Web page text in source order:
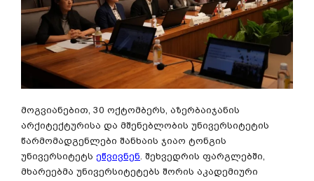
მოგვიანებით, 30 ოქტომბერს, აზერბაიჯანის
არქიტექტურისა და მშენებლობის უნივერსიტეტის
წარმომადგენლები შანხაის ჯიაო ტონგის
უნივერსიტეტს ეწვივნენ. შეხვედრის ფარგლებში,
მხარეებმა უნივერსიტეტებს შორის აკადემიური